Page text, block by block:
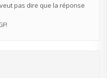
pas dire que la réponse